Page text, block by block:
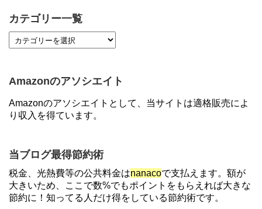
【2倍増量】PayPayカード、まるごとフラットリボ
【7/21まで】エアウォレット(COIN+)で最大98,300
円分がもらえるキャンペーン！50%還元、登録、紹
介コード wtffz4c など！条件まとめ
ソニーフィナンシャルグループの株主限定！2万円
もらえる口座開設キャンペーン。7/31まで
【対象者限定】楽天ペイで決済すると最大300ポイ
カテゴリー一覧
Amazonのアソシエイト
Amazonのアソシエイトとして、当サイトは適格販売によ
り収入を得ています。
当ブログ最得節約術
税金、光熱費等の公共料金はnanacoで支払えます。額が
大きいため、ここで数%でもポイントをもらえれば大きな
節約に！知ってる人だけ得をしている節約術です。